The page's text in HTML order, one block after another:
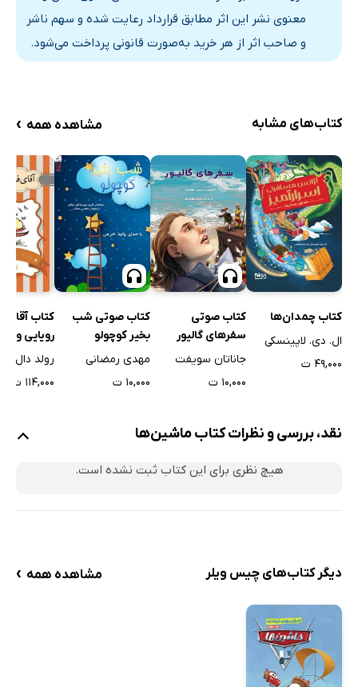
معنوی نشر این اثر مطابق قرارداد رعایت شده و سهم ناشر
و صاحب اثر از هر خرید به‌صورت قانونی پرداخت می‌شود.
کتاب‌های مشابه مشاهده همه ›
کتاب چمدان‌ها
ال. دی. لاپینسکی
۴۹,۰۰۰ ت
کتاب صوتی
سفرهای گالیور
جاناتان سویفت
۱۰,۰۰۰ ت
کتاب صوتی شب
بخیر کوچولو
مهدی رمضانی
۱۰,۰۰۰ ت
کتاب
رویایی و
داروی
کشیش
رولد دال
۱۱۴,۰۰۰ ت
نقد، بررسی و نظرات کتاب ماشین‌ها
هیچ نظری برای این کتاب ثبت نشده است.
دیگر کتاب‌های چیس ویلر مشاهده همه ›